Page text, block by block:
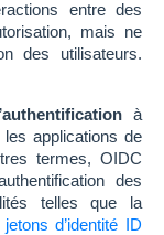
entre des
mais ne
des utilisateurs.
authentificationà
applications de
termes, OIDC
des
telles que la
jetons d’identité ID